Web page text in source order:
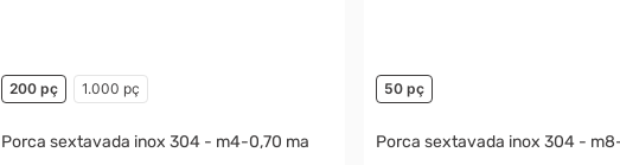
200 pç 1.000 pç
Porca sextavada inox 304 - m4-0,70 ma
50 pç
Porca sextavada inox 304 -